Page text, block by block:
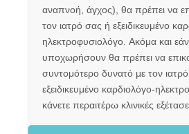
αναπνοή, άγχος), θα πρέπει να
τον ιατρό σας ή εξειδικευμένο
ηλεκτροφυσιολόγο. Ακόμα και
υποχωρήσουν θα πρέπει να
συντομότερο δυνατό με τον
εξειδικευμένο καρδιολόγο-
κάνετε περαιτέρω κλινικές